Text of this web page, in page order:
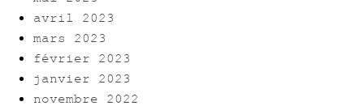
avril 2023
mars 2023
février 2023
janvier 2023
novembre 2022